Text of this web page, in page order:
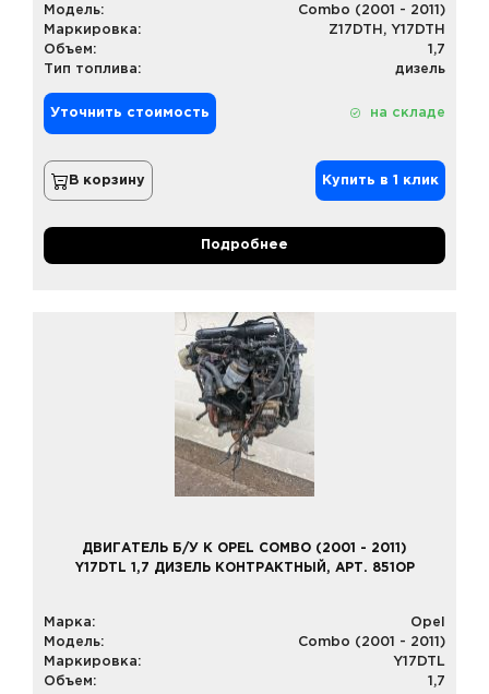
Модель:
Combo (2001 - 2011)
Маркировка:
Z17DTH, Y17DTH
Объем:
1,7
Тип топлива:
дизель
Уточнить стоимость на складе
В корзину Купить в 1 клик
Подробнее
ДВИГАТЕЛЬ Б/У К OPEL COMBO (2001 - 2011)
Y17DTL 1,7 ДИЗЕЛЬ КОНТРАКТНЫЙ, АРТ. 851OP
Марка:
Opel
Модель:
Combo (2001 - 2011)
Маркировка:
Y17DTL
Объем:
1,7